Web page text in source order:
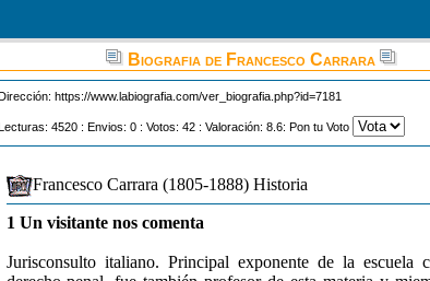
Biografia de Francesco Carrara
https://www.labiografia.com/ver_biografia.php?id=7181
4520 : Envios: 0 : Votos: 42 : Valoración: 8.6: Pon tu Voto
Francesco Carrara (1805-1888) Historia
1 Un visitante nos comenta
Jurisconsulto italiano. Principal exponente de la escuela